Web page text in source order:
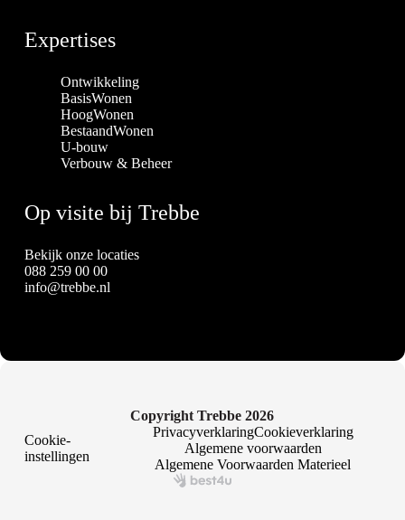
Expertises
Ontwikkeling
BasisWonen
HoogWonen
BestaandWonen
U-bouw
Verbouw & Beheer
Op visite bij Trebbe
Bekijk onze locaties
088 259 00 00
info@trebbe.nl
Copyright Trebbe 2026
Cookie-
instellingen
PrivacyverklaringCookieverklaring
Algemene voorwaarden
Algemene Voorwaarden Materieel